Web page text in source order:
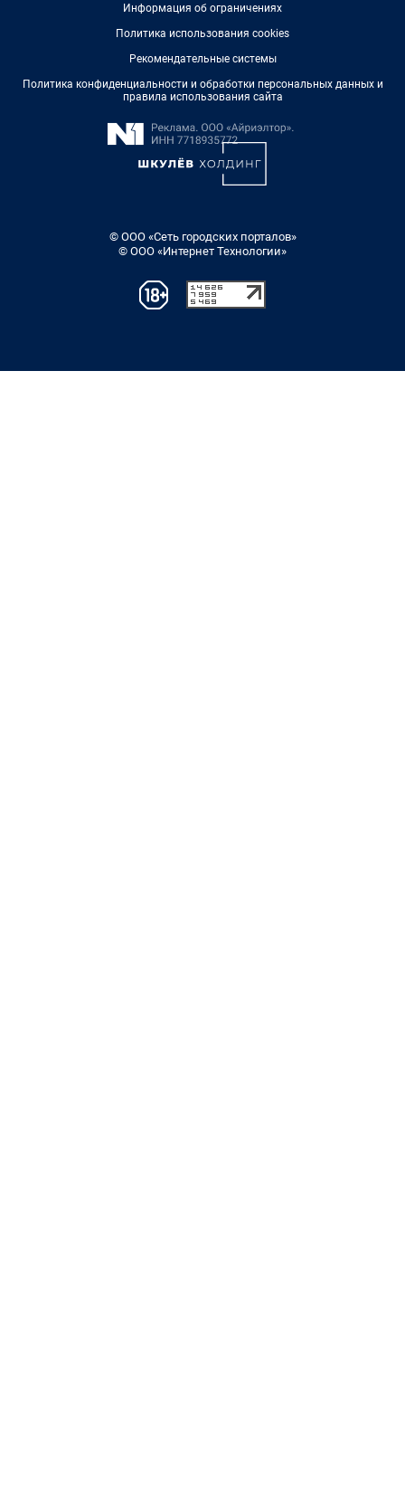
Информация об ограничениях
Политика использования cookies
Рекомендательные системы
Политика конфиденциальности и обработки персональных данных и
правила использования сайта
© ООО «Сеть городских порталов»
© ООО «Интернет Технологии»